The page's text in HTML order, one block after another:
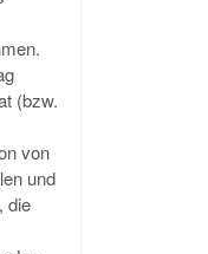
(bzw.
von
und
die